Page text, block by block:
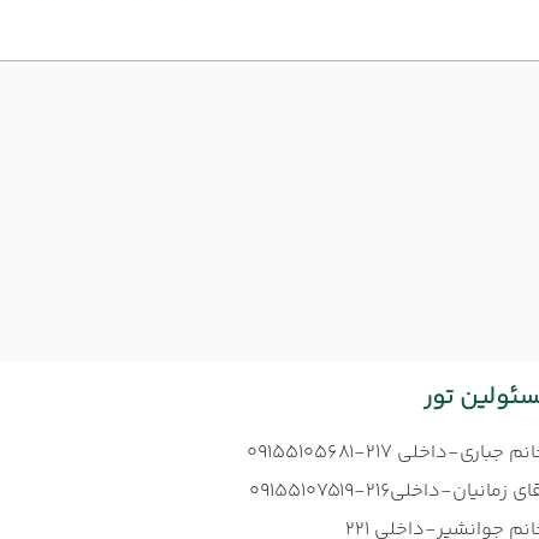
تور
جباری-داخلی 217-09155105681
زمانیان-داخلی216-09155107519
جوانشیر-داخلی 221